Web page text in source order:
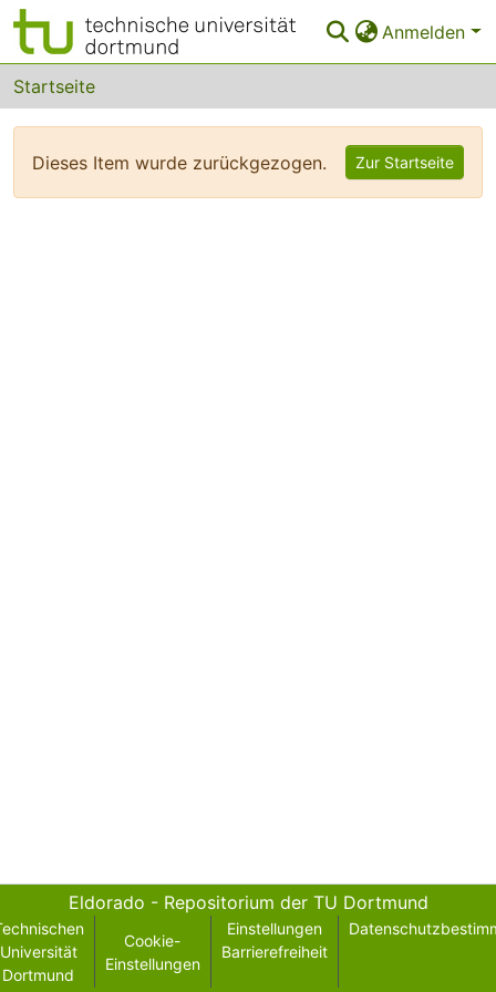
Anmelden
Bereiche & Sammlungen
Das gesamte Repositorium
Statistiken
Startseite
Dieses Item wurde zurückgezogen. Zur Startseite
Eldorado - Repositorium der TU Dortmund
Universität
Dortmund
Cookie-
Einstellungen
Einstellungen
Barrierefreiheit